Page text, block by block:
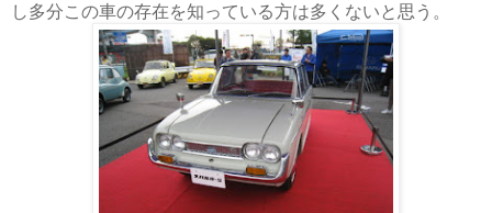
し多分この車の存在を知っている方は多くないと思う。